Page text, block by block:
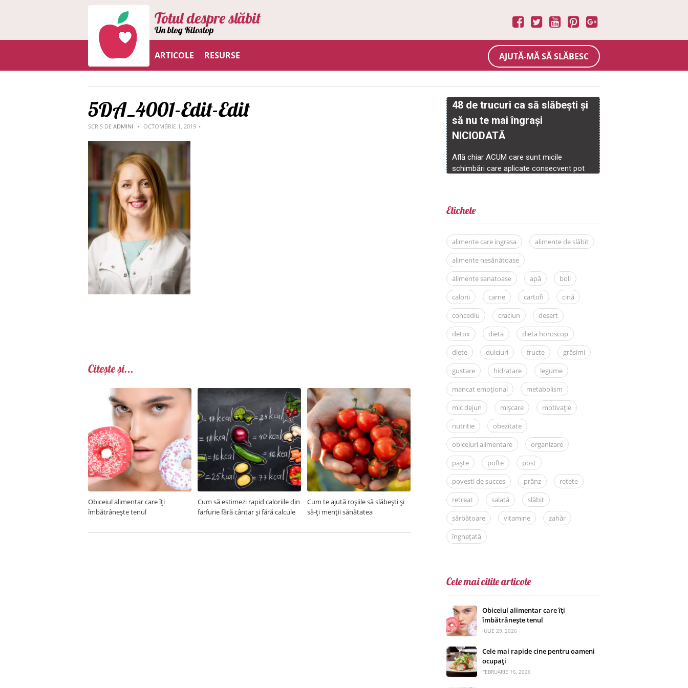
Totul despre slăbit
Un blog Kilostop
ARTICOLE RESURSE AJUTĂ-MĂ SĂ SLĂBESC
5DA_4001-Edit-Edit
SCRIS DE ADMINI OCTOMBRIE 1, 2019
Citește și...
Obiceiul alimentar care îți
îmbătrânește tenul
Cum să estimezi rapid caloriile din
farfurie fără cântar și fără calcule
Cum te ajută roșiile să slăbești și
să-ți menții sănătatea
Etichete
alimente care ingrasa
alimente de slăbit
alimente nesănătoase
alimente sanatoase
apă
boli
calorii
carne cartofi
cină
concediu
craciun
desert
detox
dieta
dieta horoscop
diete
dulciuri fructe
grăsimi
gustare
hidratare
legume
mancat emoțional
metabolism
mic dejun
mișcare
motivație
nutritie
obezitate
obiceiuri alimentare
organizare
paște
pofte
post
povesti de succes
prânz
retete
retreat
salată
slăbit
sărbătoare
vitamine
zahăr
înghețată
Cele mai citite articole
Obiceiul alimentar care îți
îmbătrânește tenul
IULIE 29, 2026
Cele mai rapide cine pentru oameni
ocupați
FEBRUARIE 16, 2026